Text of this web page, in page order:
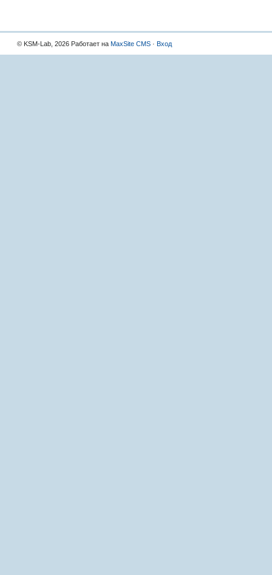
© KSM-Lab, 2026 Работает на MaxSite CMS · Вход